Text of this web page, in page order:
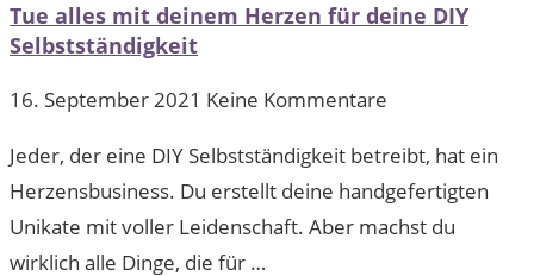
Tue alles mit deinem Herzen für deine DIY
Selbstständigkeit
16. September 2021 Keine Kommentare
Jeder, der eine DIY Selbstständigkeit betreibt, hat ein
Herzensbusiness. Du erstellt deine handgefertigten
Unikate mit voller Leidenschaft. Aber machst du
wirklich alle Dinge, die für …